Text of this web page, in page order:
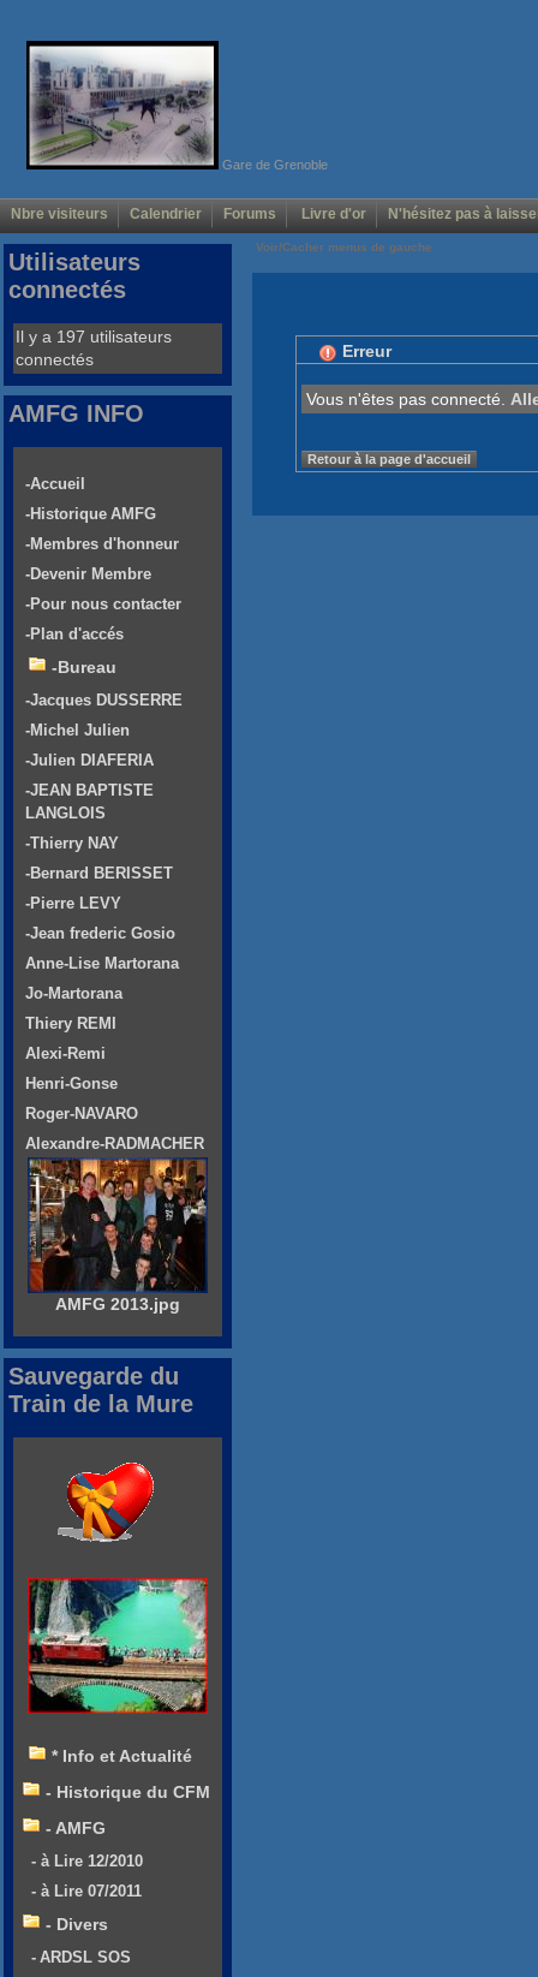
Gare de Grenoble
Nbre visiteurs Calendrier Forums Livre d'or N'hésitez pas à
Voir/Cacher menus de gauche
Erreur
Vous n'êtes pas connecté.
Retour à la page d'accueil
Utilisateurs
connectés
Il y a 197 utilisateurs
connectés
AMFG INFO
-Accueil
-Historique AMFG
-Membres d'honneur
-Devenir Membre
-Pour nous contacter
-Plan d'accés
-Bureau
-Jacques DUSSERRE
-Michel Julien
-Julien DIAFERIA
-JEAN BAPTISTE
LANGLOIS
-Thierry NAY
-Bernard BERISSET
-Pierre LEVY
-Jean frederic Gosio
Anne-Lise Martorana
Jo-Martorana
Thiery REMI
Alexi-Remi
Henri-Gonse
Roger-NAVARO
Alexandre-RADMACHER
AMFG 2013.jpg
Sauvegarde du
Train de la Mure
* Info et Actualité
- Historique du CFM
- AMFG
- à Lire 12/2010
- à Lire 07/2011
- Divers
- ARDSL SOS